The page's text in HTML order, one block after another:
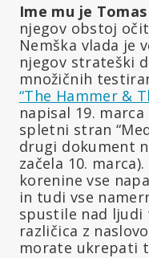
Ime mu je
njegov obstoj
Nemška vlada je
njegov strateški
množičnih
“The Hammer &
napisal 19.
spletni stran
drugi dokument
začela 10.
korenine vse
in tudi vse
spustile nad ljudi
različica z
morate ukrepati